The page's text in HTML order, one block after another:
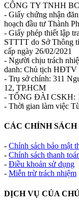
CÔNG TY TNHH
- Giấy chứng nhận
hoạch đầu tư Thành
- Giấy phép thiết lập
STTTT do Sở Thông
cấp ngày 26/02/2021
- Người chịu trách
danh: Chủ tịch HĐTV
- Trụ sở chính: 311
12, TP.HCM
- TỔNG ĐÀI CSKH:
- Thời gian làm việc
CÁC CHÍNH SÁCH
- Chính sách bảo mật
- Chính sách thanh
- Điều khoản sử dụng
- Miễn trừ trách nhiệm
DỊCH VỤ CỦA